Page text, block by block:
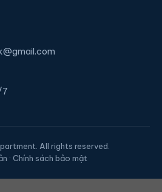
7
All rights reserved.
· Chính sách bảo mật